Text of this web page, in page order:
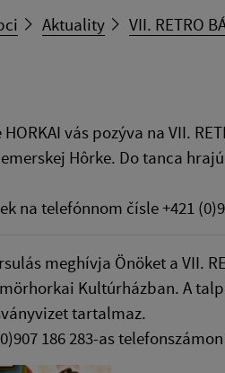
Aktuality VII. RETRO
vás pozýva na VII.
Hôrke. Do tanca
na telefónnom čísle +421
meghívja Önöket a VII.
Kultúrházban. A
tartalmaz.
186 283-as